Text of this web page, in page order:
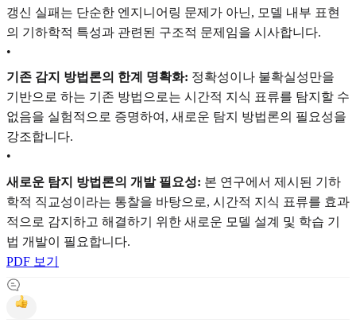
갱신 실패는 단순한 엔지니어링 문제가 아닌, 모델 내부 표현
의 기하학적 특성과 관련된 구조적 문제임을 시사합니다.
•
기존 감지 방법론의 한계 명확화: 정확성이나 불확실성만을
기반으로 하는 기존 방법으로는 시간적 지식 표류를 탐지할 수
없음을 실험적으로 증명하여, 새로운 탐지 방법론의 필요성을
강조합니다.
•
새로운 탐지 방법론의 개발 필요성: 본 연구에서 제시된 기하
학적 직교성이라는 통찰을 바탕으로, 시간적 지식 표류를 효과
적으로 감지하고 해결하기 위한 새로운 모델 설계 및 학습 기
법 개발이 필요합니다.
PDF 보기